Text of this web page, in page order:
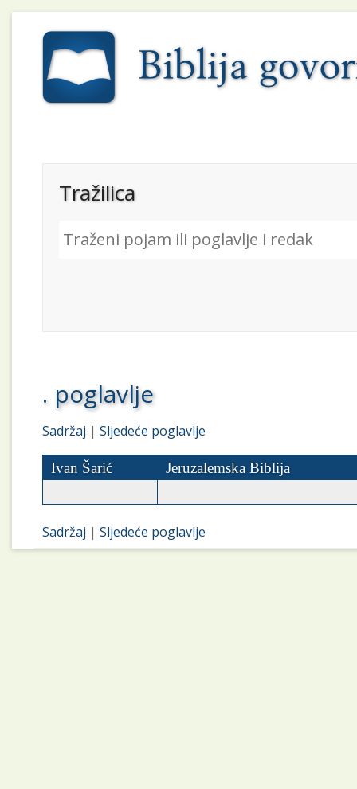
Tražilica
. poglavlje
Sadržaj |Sljedeće poglavlje
Ivan Šarić Jeruzalemska Biblija
Sadržaj |Sljedeće poglavlje